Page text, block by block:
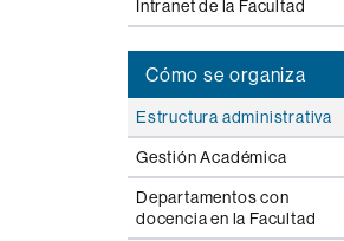
Intranet de la Facultad
Cómo se organiza
Estructura administrativa
Gestión Académica
Departamentos con
docencia en la Facultad